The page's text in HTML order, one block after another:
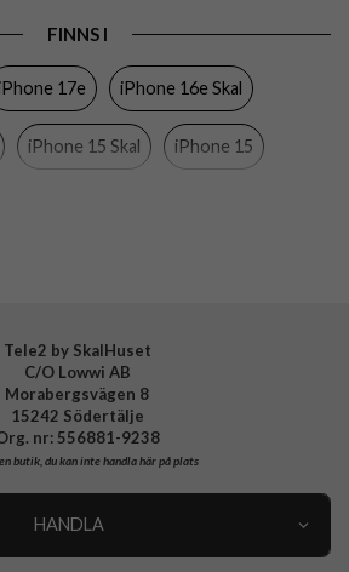
MagSafe-kompatibel, Stöttålig
Hårdplast (PC), Mjukplast (TPU), Nylon
FINNS I
17e iPhone 16e Skal
iPhone 15 Skal iPhone 15
Tele2 by SkalHuset
C/O Lowwi AB
Morabergsvägen 8
15242 Södertälje
nr: 556881-9238
butik, du kan inte handla här på plats
HANDLA